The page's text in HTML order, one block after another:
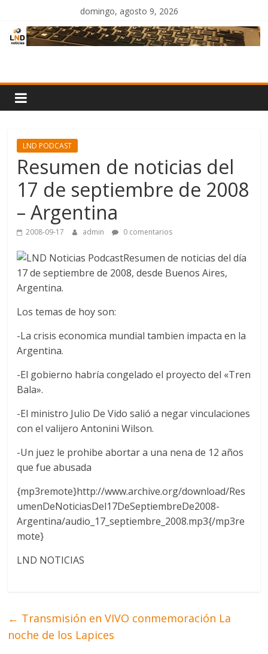
contenido
domingo, agosto 9, 2026
Noticias
LND PODCAST
Resumen de noticias del
17 de septiembre de 2008
– Argentina
2008-09-17 admin 0 comentarios
Resumen de noticias del día
17 de septiembre de 2008, desde Buenos Aires,
Argentina.
Los temas de hoy son:
-La crisis economica mundial tambien impacta en la
Argentina.
-El gobierno habría congelado el proyecto del «Tren
Bala».
-El ministro Julio De Vido salió a negar vinculaciones
con el valijero Antonini Wilson.
-Un juez le prohibe abortar a una nena de 12 años
que fue abusada
{mp3remote}http://www.archive.org/download/Res
umenDeNoticiasDel17DeSeptiembreDe2008-
Argentina/audio_17_septiembre_2008.mp3{/mp3re
mote}
LND NOTICIAS
← Transmisión en VIVO conmemoración La
noche de los Lapices